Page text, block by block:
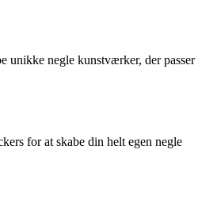
unikke negle kunstværker, der passer
for at skabe din helt egen negle